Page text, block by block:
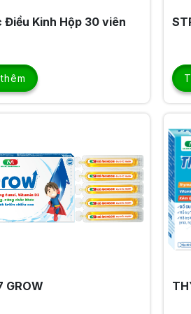
Điều Kinh Hộp 30 viên
GROW